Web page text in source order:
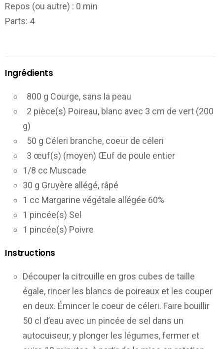
Repos (ou autre) : 0 min
Parts: 4
Ingrédients
800 g Courge, sans la peau
2 pièce(s) Poireau, blanc avec 3 cm de vert (200
g)
50 g Céleri branche, coeur de céleri
3 œuf(s) (moyen) Œuf de poule entier
1/8 cc Muscade
30 g Gruyère allégé, râpé
1 cc Margarine végétale allégée 60%
1 pincée(s) Sel
1 pincée(s) Poivre
Instructions
Découper la citrouille en gros cubes de taille
égale, rincer les blancs de poireaux et les couper
en deux. Émincer le coeur de céleri. Faire bouillir
50 cl d’eau avec un pincée de sel dans un
autocuiseur, y plonger les légumes, fermer et